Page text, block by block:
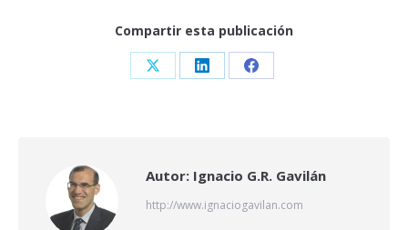
Compartir esta publicación
Share Share Share
Autor: Ignacio G.R. Gavilán
http://www.ignaciogavilan.com